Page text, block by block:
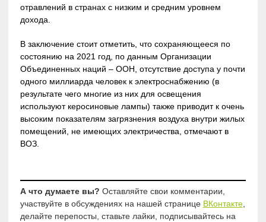
отравлений в странах с низким и средним уровнем
дохода.
В заключение стоит отметить, что сохраняющееся по
состоянию на 2021 год, по данным Организации
Объединенных наций – ООН, отсутствие доступа у почти
одного миллиарда человек к электроснабжению (в
результате чего многие из них для освещения
используют керосиновые лампы) также приводит к очень
высоким показателям загрязнения воздуха внутри жилых
помещений, не имеющих электричества, отмечают в
ВОЗ.
А что думаете вы? Оставляйте свои комментарии,
участвуйте в обсуждениях на нашей странице ВКонтакте,
делайте перепосты, ставьте лайки, подписывайтесь на